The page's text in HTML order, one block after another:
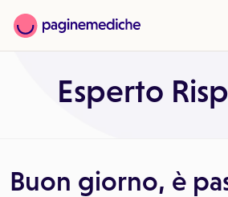
Esperto
Buon giorno, è